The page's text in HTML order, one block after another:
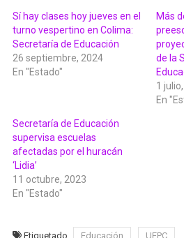
Sí hay clases hoy jueves en el
turno vespertino en Colima:
Secretaría de Educación
26 septiembre, 2024
En "Estado"
Más
de la
1
En
Secretaría de Educación
supervisa escuelas
afectadas por el huracán
‘Lidia’
11 octubre, 2023
En "Estado"
Etiquetado Educación UEPC